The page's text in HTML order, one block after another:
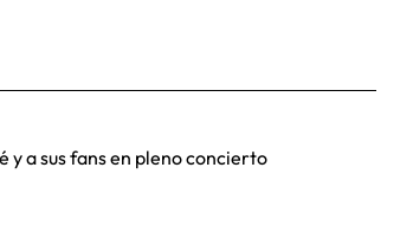
y a sus fans en pleno concierto